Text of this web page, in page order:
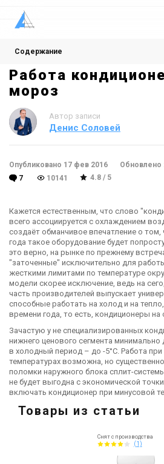
Содержание
Работа кондиционера зимой в мороз
Работа
мороз
Автор записи
Денис Соловей
Опубликовано 17 фев 2016 Обновлено
7
10141 4.8 / 5
Кажется естественным, что слово
всего ассоциируется с охлаждением
создаёт обманчивое впечатление о
года такое оборудование будет
это верно, на рынке по прежнему
"заточенные" исключительно для
жесткими лимитами по температуре
модели скорее исключение, ведь на
часть производителей выпускает
способные работать на холод и на
времени года, то есть, кондиционеры на
Зачастую у не специализированных
нижнего ценового сегмента минимально
в холодный период – до -5°С. Работа при
температурах возможна, но
поломки наружного блока сплит-
не будет выгодна с экономической
включать кондиционер при минусовой
Товары из статьи
Снят с производства
(1)